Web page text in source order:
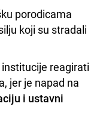
porodicama
koji su stradali
reagirati
jer je napad na
i ustavni